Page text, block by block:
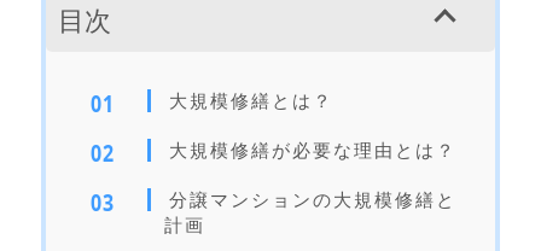
目次
大規模修繕とは？
大規模修繕が必要な理由とは？
分譲マンションの大規模修繕と
計画